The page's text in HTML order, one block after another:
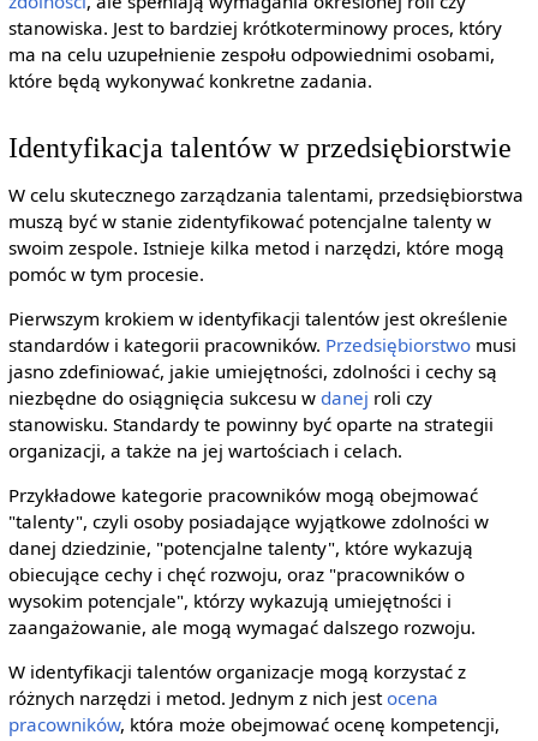
stanowiska. Jest to bardziej krótkoterminowy proces, który
ma na celu uzupełnienie zespołu odpowiednimi osobami,
które będą wykonywać konkretne zadania.
Identyfikacja talentów w przedsiębiorstwie
W celu skutecznego zarządzania talentami, przedsiębiorstwa
muszą być w stanie zidentyfikować potencjalne talenty w
swoim zespole. Istnieje kilka metod i narzędzi, które mogą
pomóc w tym procesie.
Pierwszym krokiem w identyfikacji talentów jest określenie
standardów i kategorii pracowników. Przedsiębiorstwomusi
jasno zdefiniować, jakie umiejętności, zdolności i cechy są
niezbędne do osiągnięcia sukcesu w danej roli czy
stanowisku. Standardy te powinny być oparte na strategii
organizacji, a także na jej wartościach i celach.
Przykładowe kategorie pracowników mogą obejmować
"talenty", czyli osoby posiadające wyjątkowe zdolności w
danej dziedzinie, "potencjalne talenty", które wykazują
obiecujące cechy i chęć rozwoju, oraz "pracowników o
wysokim potencjale", którzy wykazują umiejętności i
zaangażowanie, ale mogą wymagać dalszego rozwoju.
W identyfikacji talentów organizacje mogą korzystać z
różnych narzędzi i metod. Jednym z nich jestocena
pracowników, która może obejmować ocenę kompetencji,